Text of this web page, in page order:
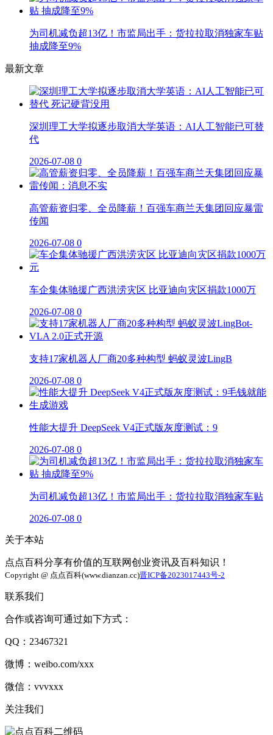
为司机减负超13亿！市监局出手：货拉拉取消独家车贴
抽成降至9%
最新文章
深圳理工大学拟逐步取消大学英语：AI人工智能已可替
代
2026-07-08 0
高管薪资归零、全员降薪！百强车商兰天集团回应暴雷
传闻
2026-07-08 0
车企集体驰援广西洪涝灾区 比亚迪向灾区捐款1000万
2026-07-08 0
支持17家机器人厂商20多种构型 蚂蚁灵波LingB
2026-07-08 0
性能大提升 DeepSeek V4正式版灰度测试：9
2026-07-08 0
为司机减负超13亿！市监局出手：货拉拉取消独家车贴
2026-07-08 0
关于本站
点点百科分享有价值的互联网创业资讯及百科知识！
Copyright @ 点点百科(www.dianzan.cc)晋ICP备2023017443号-2
联系我们
合作或咨询可通过如下方式：
QQ：23467321
微博：weibo.com/xxx
微信：vvvxxx
关注我们